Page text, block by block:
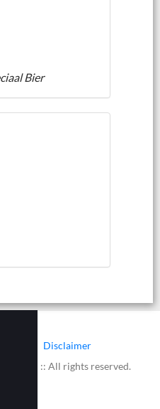
Bier
Disclaimer
:: All rights reserved.